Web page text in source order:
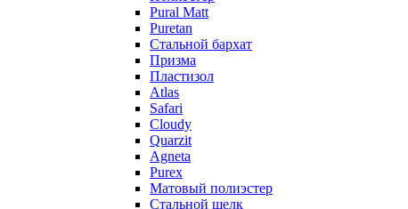
Pural Matt
Puretan
Стальной бархат
Призма
Пластизол
Atlas
Safari
Cloudy
Quarzit
Agneta
Purex
Матовый полиэстер
Стальной шелк